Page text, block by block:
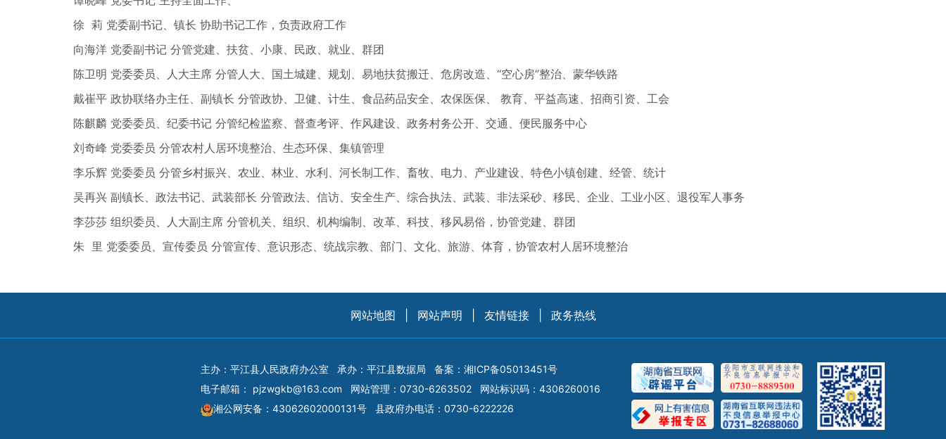
徐 莉 党委副书记、镇长 协助书记工作，负责政府工作
向海洋 党委副书记 分管党建、扶贫、小康、民政、就业、群团
陈卫明 党委委员、人大主席 分管人大、国土城建、规划、易地扶贫搬迁、危房改造、“空心房”整治、蒙华铁路
戴崔平 政协联络办主任、副镇长 分管政协、卫健、计生、食品药品安全、农保医保、 教育、平益高速、招商引资、工会
陈麒麟 党委委员、纪委书记 分管纪检监察、督查考评、作风建设、政务村务公开、交通、便民服务中心
刘奇峰 党委委员 分管农村人居环境整治、生态环保、集镇管理
李乐辉 党委委员 分管乡村振兴、农业、林业、水利、河长制工作、畜牧、电力、产业建设、特色小镇创建、经管、统计
吴再兴 副镇长、政法书记、武装部长 分管政法、信访、安全生产、综合执法、武装、非法采砂、移民、企业、工业小区、退役军人事务
李莎莎 组织委员、人大副主席 分管机关、组织、机构编制、改革、科技、移风易俗，协管党建、群团
朱 里 党委委员、宣传委员 分管宣传、意识形态、统战宗教、部门、文化、旅游、体育，协管农村人居环境整治
网站地图 网站声明 友情链接 政务热线
主办：平江县人民政府办公室 承办：平江县数据局 备案： 湘ICP备05013451号
电子邮箱： pjzwgkb@163.com 网站管理：0730-6263502
网站标识码：4306260016
湘公网安备：43062602000131号
县政府办电话：0730-6222226